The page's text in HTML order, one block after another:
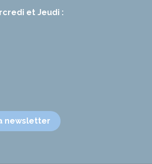
et Jeudi :
newsletter